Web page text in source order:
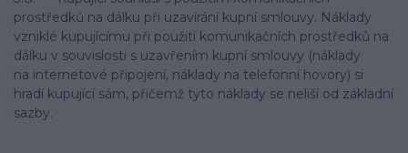
prostředků na dálku při uzavírání kupní smlouvy. Náklady
vzniklé kupujícímu při použití komunikačních prostředků na
dálku v souvislosti s uzavřením kupní smlouvy (náklady
na internetové připojení, náklady na telefonní hovory) si
hradí kupující sám, přičemž tyto náklady se neliší od základní
sazby.